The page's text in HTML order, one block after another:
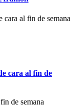
cara al fin de